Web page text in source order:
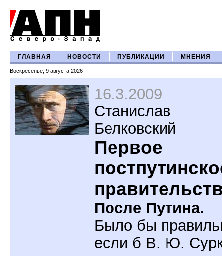
ГЛАВНАЯ НОВОСТИ ПУБЛИКАЦИИ МНЕНИЯ
Воскресенье, 9 августа 2026
16.3.2009
Станислав
Белковский
Первое
После Путина.
Было бы
если б В. Ю.